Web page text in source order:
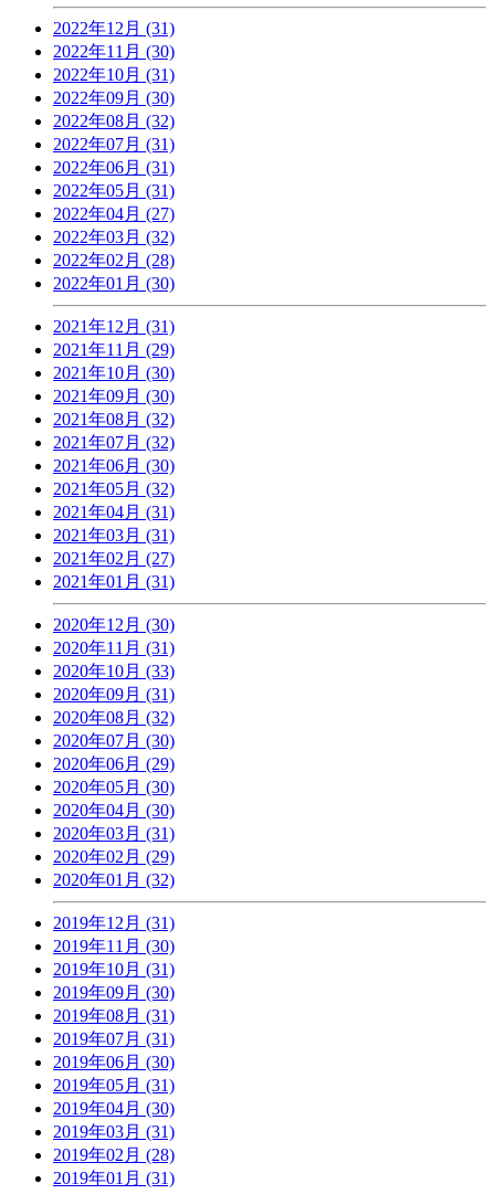
2022年12月 (31)
2022年11月 (30)
2022年10月 (31)
2022年09月 (30)
2022年08月 (32)
2022年07月 (31)
2022年06月 (31)
2022年05月 (31)
2022年04月 (27)
2022年03月 (32)
2022年02月 (28)
2022年01月 (30)
2021年12月 (31)
2021年11月 (29)
2021年10月 (30)
2021年09月 (30)
2021年08月 (32)
2021年07月 (32)
2021年06月 (30)
2021年05月 (32)
2021年04月 (31)
2021年03月 (31)
2021年02月 (27)
2021年01月 (31)
2020年12月 (30)
2020年11月 (31)
2020年10月 (33)
2020年09月 (31)
2020年08月 (32)
2020年07月 (30)
2020年06月 (29)
2020年05月 (30)
2020年04月 (30)
2020年03月 (31)
2020年02月 (29)
2020年01月 (32)
2019年12月 (31)
2019年11月 (30)
2019年10月 (31)
2019年09月 (30)
2019年08月 (31)
2019年07月 (31)
2019年06月 (30)
2019年05月 (31)
2019年04月 (30)
2019年03月 (31)
2019年02月 (28)
2019年01月 (31)